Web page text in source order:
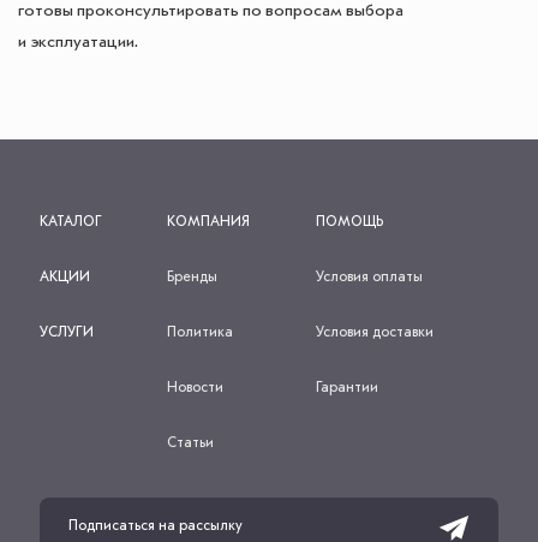
готовы проконсультировать по вопросам выбора
и эксплуатации.
КАТАЛОГ
АКЦИИ
УСЛУГИ
КОМПАНИЯ
Бренды
Политика
Новости
Статьи
ПОМОЩЬ
Условия оплаты
Условия доставки
Гарантии